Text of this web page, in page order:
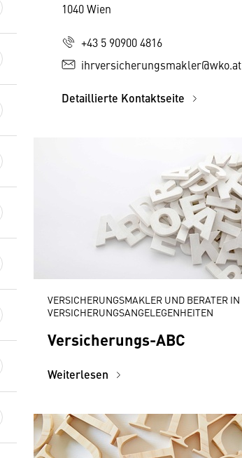
1040 Wien
+43 5 90900 4816
ihrversicherungsmakler@wko.at
Detaillierte Kontaktseite
VERSICHERUNGSMAKLER UND BERATER IN
VERSICHERUNGSANGELEGENHEITEN
Versicherungs-ABC
Weiterlesen